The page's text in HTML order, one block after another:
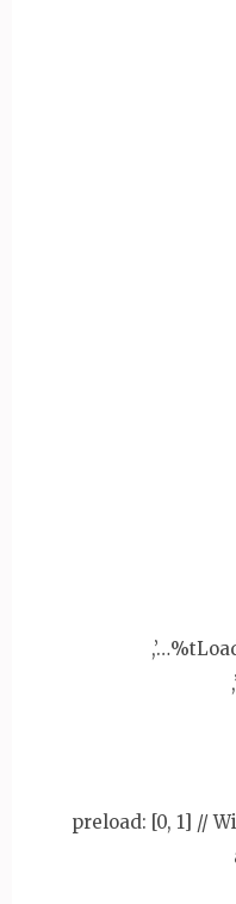
preload: [0, 1] //